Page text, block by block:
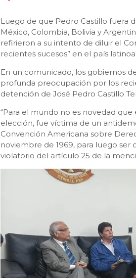
Luego de que Pedro Castillo fuera
México, Colombia, Bolivia y
refirieron a su intento de diluir el
recientes sucesos” en el país
En un comunicado, los gobiernos
profunda preocupación por los
detención de José Pedro Castillo
“Para el mundo no es novedad
elección, fue víctima de un
Convención Americana sobre
noviembre de 1969, para luego
violatorio del artículo 25 de la